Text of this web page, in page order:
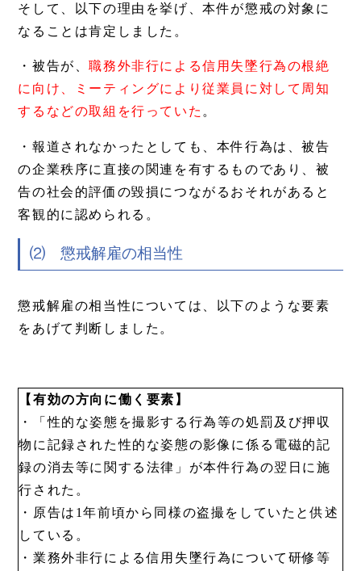
そして、以下の理由を挙げ、本件が懲戒の対象に
なることは肯定しました。
・被告が、職務外非行による信用失墜行為の根絶
に向け、ミーティングにより従業員に対して周知
するなどの取組を行っていた 。
・報道されなかったとしても、本件行為は、被告
の企業秩序に直接の関連を有するものであり、被
告の社会的評価の毀損につながるおそれがあると
客観的に認められる。
⑵ 懲戒解雇の相当性
懲戒解雇の相当性については、以下のような要素
をあげて判断しました。
【有効の方向に働く要素】
・「性的な姿態を撮影する行為等の処罰及び押収
物に記録された性的な姿態の影像に係る電磁的記
録の消去等に関する法律」が本件行為の翌日に施
行された。
・原告は1年前頃から同様の盗撮をしていたと供述
している。
・業務外非行による信用失墜行為について研修等